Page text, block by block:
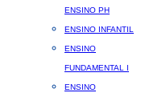
ENSINO PH
ENSINO INFANTIL
ENSINO
FUNDAMENTAL I
ENSINO